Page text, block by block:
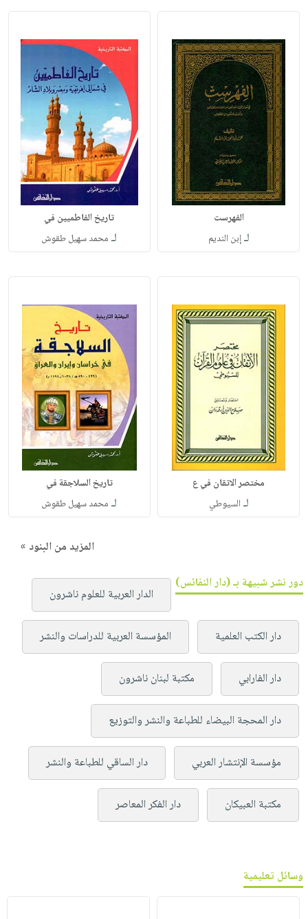
الفهرست
لـإبن النديم
تاريخ الفاطميين في
لـ محمد سهيل طقوش
مختصر الاتقان في ع
لـ السيوطي
تاريخ السلاجقة في
لـ محمد سهيل طقوش
المزيد من البنود »
دور نشر شبيهة بـ (دار النفائس)
الدار العربية للعلوم ناشرون
دار الكتب العلمية المؤسسة العربية للدراسات والنشر
دار الفارابي مكتبة لبنان ناشرون
دار المحجة البيضاء للطباعة والنشر والتوزيع
مؤسسة الإنتشار العربي دار الساقي للطباعة والنشر
مكتبة العبيكان دار الفكر المعاصر
وسائل تعليمية